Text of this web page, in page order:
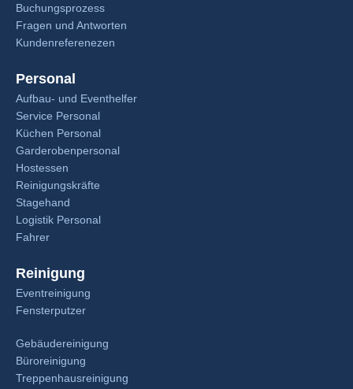
Buchungsprozess
Fragen und Antworten
Kundenreferenezen
Personal
Aufbau- und Eventhelfer
Service Personal
Küchen Personal
Garderobenpersonal
Hostessen
Reinigungskräfte
Stagehand
Logistik Personal
Fahrer
Reinigung
Eventreinigung
Fensterputzer
Gebäudereinigung
Büroreinigung
Treppenhausreinigung